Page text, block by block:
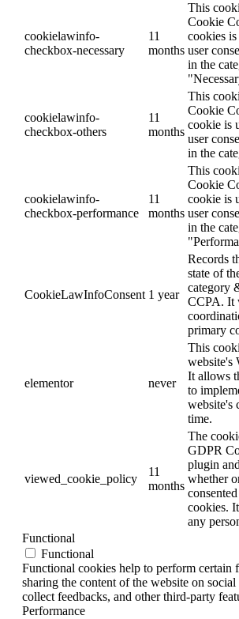
cookielawinfo-
checkbox-necessary
11
months
This
Cookie
cookies is
user
in the
cookielawinfo-
checkbox-others
11
months
This
Cookie
cookie is
user
in the
cookielawinfo-
checkbox-performance
11
months
This
Cookie
cookie is
user
in the
CookieLawInfoConsent 1 year
Records
state of
category
CCPA. It
primary
elementor never
This
website's
It allows
to
website's
time.
viewed_cookie_policy
11
months
The
GDPR
plugin
whether
cookies.
any
Functional
Functional
Functional cookies help to perform certain
sharing the content of the website on
collect feedbacks, and other third-party
Performance